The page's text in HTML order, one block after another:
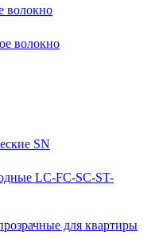
волокно
волокно
SN
LC-FC-SC-ST-
для квартиры